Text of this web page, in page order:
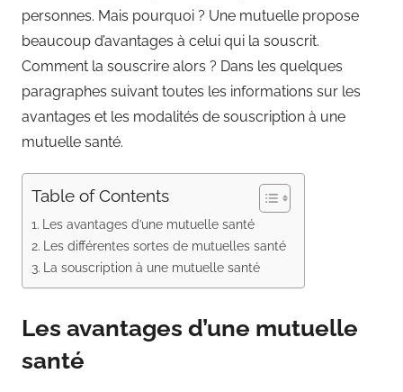
personnes. Mais pourquoi ? Une mutuelle propose
beaucoup d’avantages à celui qui la souscrit.
Comment la souscrire alors ? Dans les quelques
paragraphes suivant toutes les informations sur les
avantages et les modalités de souscription à une
mutuelle santé.
Table of Contents
Les avantages d’une mutuelle santé
Les différentes sortes de mutuelles santé
La souscription à une mutuelle santé
Les avantages d’une mutuelle
santé